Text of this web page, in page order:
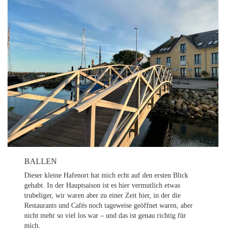
BALLEN
Dieser kleine Hafenort hat mich echt auf den ersten Blick
gehabt. In der Hauptsaison ist es hier vermutlich etwas
trubeliger, wir waren aber zu einer Zeit hier, in der die
Restaurants und Cafés noch tageweise geöffnet waren, aber
nicht mehr so viel los war – und das ist genau richtig für
mich.